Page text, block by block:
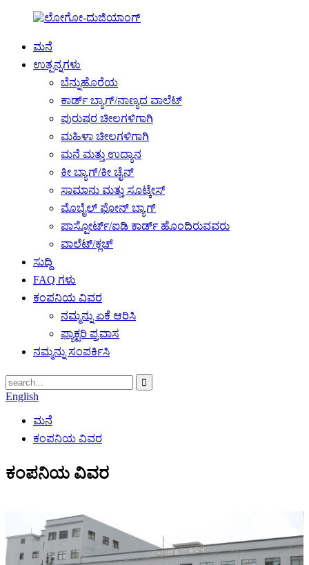
ಮನೆ
ಉತ್ಪನ್ನಗಳು
ಬೆನ್ನುಹೊರೆಯ
ಕಾರ್ಡ್ ಬ್ಯಾಗ್/ನಾಣ್ಯದ ವಾಲೆಟ್
ಪುರುಷರ ಚೀಲಗಳಿಗಾಗಿ
ಮಹಿಳಾ ಚೀಲಗಳಿಗಾಗಿ
ಮನೆ ಮತ್ತು ಉದ್ಯಾನ
ಕೀ ಬ್ಯಾಗ್/ಕೀ ಚೈನ್
ಸಾಮಾನು ಮತ್ತು ಸೂಟ್ಕೇಸ್
ಮೊಬೈಲ್ ಫೋನ್ ಬ್ಯಾಗ್
ಪಾಸ್ಪೋರ್ಟ್/ಐಡಿ ಕಾರ್ಡ್ ಹೊಂದಿರುವವರು
ವಾಲೆಟ್/ಕ್ಲಚ್
ಸುದ್ದಿ
FAQ ಗಳು
ಕಂಪನಿಯ ವಿವರ
ನಮ್ಮನ್ನು ಏಕೆ ಆರಿಸಿ
ಫ್ಯಾಕ್ಟರಿ ಪ್ರವಾಸ
ನಮ್ಮನ್ನು ಸಂಪರ್ಕಿಸಿ
English
ಮನೆ
ಕಂಪನಿಯ ವಿವರ
ಕಂಪನಿಯ ವಿವರ